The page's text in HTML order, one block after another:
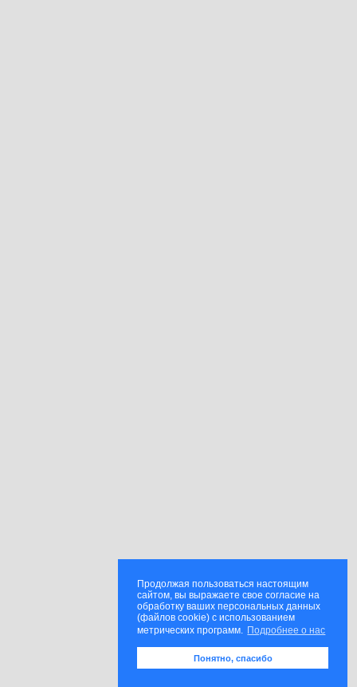
Продолжая пользоваться настоящим
сайтом, вы выражаете свое согласие на
обработку ваших персональных данных
(файлов cookie) с использованием
метрических программ. Подробнее о нас
Понятно, спасибо